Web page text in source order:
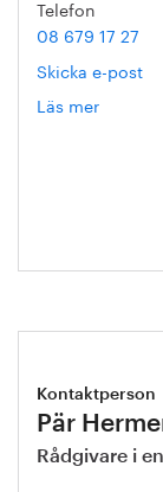
Telefon
08 679 17 27
Skicka e-post
Läs mer
Kontaktperson
Pär
Rådgivare i